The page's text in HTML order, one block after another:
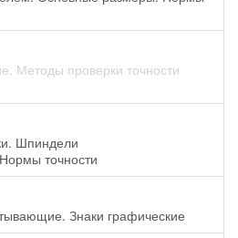
Методы проверки точности
Шпиндели
точности
Знаки графические